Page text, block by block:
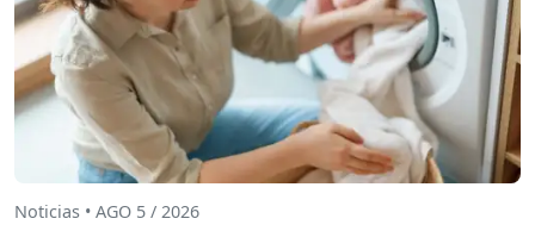
Noticias • AGO 5 / 2026